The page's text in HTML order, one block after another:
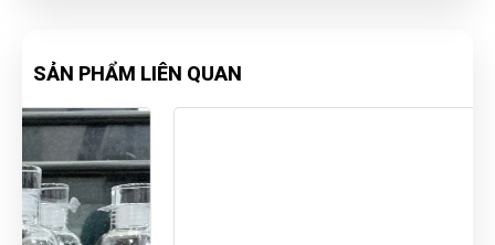
SẢN PHẨM LIÊN QUAN